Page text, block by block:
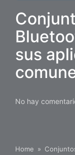
sus
No hay
Home »